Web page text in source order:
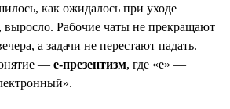
как ожидалось при уходе
выросло. Рабочие чаты не прекращают
а задачи не перестают падать.
— е-презентизм, где «е» —